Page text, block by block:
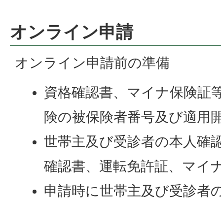
オンライン申請
オンライン申請前の準備
資格確認書、マイナ保険証
険の被保険者番号及び適用
世帯主及び受診者の本人確
確認書、運転免許証、マイ
申請時に世帯主及び受診者